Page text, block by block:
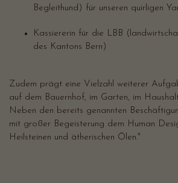
Begleithund) für unseren quirligen
Kassiererin für die LBB
des Kantons Bern)
Zudem prägt eine Vielzahl weiterer
auf dem Bauernhof, im Garten, im
Neben den bereits genannten
mit großer Begeisterung dem Human
Heilsteinen und ätherischen Ölen."